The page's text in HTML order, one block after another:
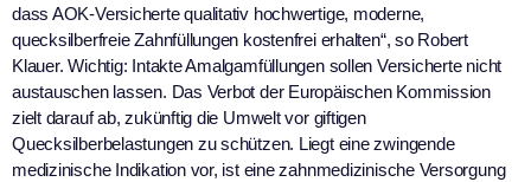
dass AOK-Versicherte qualitativ hochwertige, moderne,
quecksilberfreie Zahnfüllungen kostenfrei erhalten“, so Robert
Klauer. Wichtig: Intakte Amalgamfüllungen sollen Versicherte nicht
austauschen lassen. Das Verbot der Europäischen Kommission
zielt darauf ab, zukünftig die Umwelt vor giftigen
Quecksilberbelastungen zu schützen. Liegt eine zwingende
medizinische Indikation vor, ist eine zahnmedizinische Versorgung